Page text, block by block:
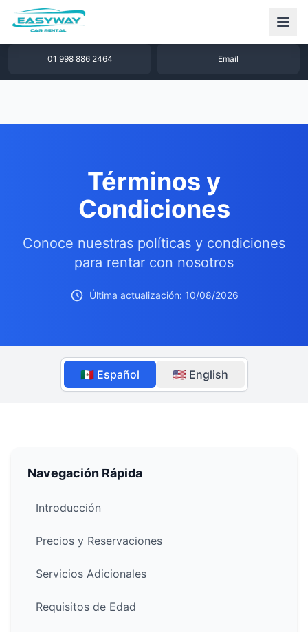
1 877 640 32 79
01 998 886 2464 Email
Términos y
Condiciones
Conoce nuestras políticas y condiciones
para rentar con nosotros
Última actualización: 10/08/2026
🇲🇽 Español 🇺🇸 English
Navegación Rápida
Introducción
Precios y Reservaciones
Servicios Adicionales
Requisitos de Edad